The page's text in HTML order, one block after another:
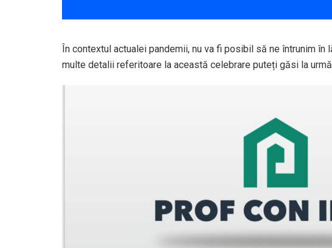
În contextul actualei pandemii, nu va fi posibil să ne întrunim în
multe detalii referitoare la această celebrare puteți găsi la